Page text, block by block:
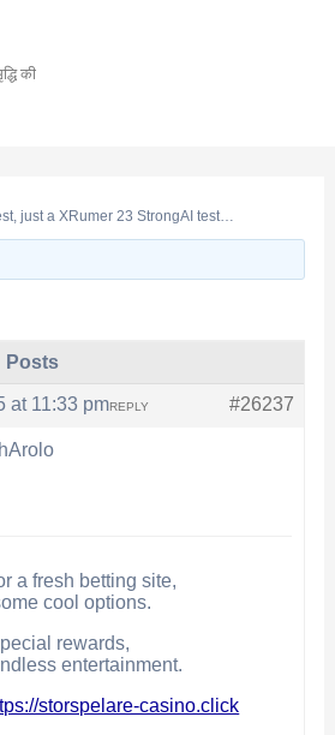
की
just a XRumer 23 StrongAI test…
Posts
at 11:33 pm #26237
REPLY
a fresh betting site,
cool options.
rewards,
entertainment.
storspelare-casino.click